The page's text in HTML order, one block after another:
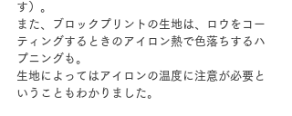
す）。
また、ブロックプリントの生地は、ロウをコー
ティングするときのアイロン熱で色落ちするハ
プニングも。
生地によってはアイロンの温度に注意が必要と
いうこともわかりました。